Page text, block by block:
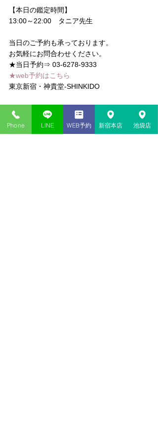
【本日の鑑定時間】
13:00～22:00　タニア先生
当日のご予約も承っております。
お気軽にお問合わせください。
★当日予約⇒ 03-6278-9333
★web予約はこちら
東京新宿・神貴堂-SHINKIDO
ャネリング
#ヒーリング #レイキ #カバラ数
秘術
#数秘術 #手相
Phone LINE WEB予約 新宿本店 池袋店